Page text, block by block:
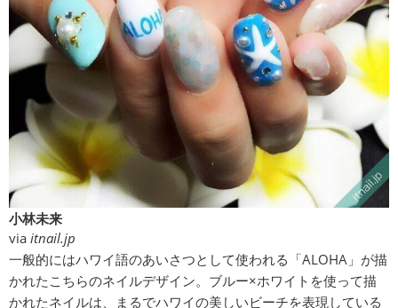
小林未来
via itnail.jp
一般的にはハワイ語のあいさつとして使われる「ALOHA」が描
かれたこちらのネイルデザイン。ブルー×ホワイトを使って描
かれたネイルは、まるでハワイの美しいビーチを表現している